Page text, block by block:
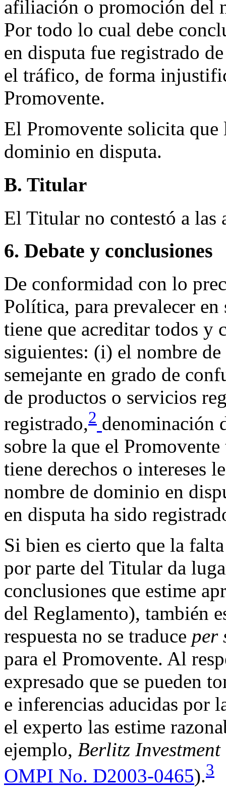
afiliación o promoción del
Por todo lo cual debe
en disputa fue registrado
el tráfico, de forma
Promovente.
El Promovente solicita que
dominio en disputa.
B. Titular
El Titular no contestó a las
6. Debate y conclusiones
De conformidad con lo
Política, para prevalecer
tiene que acreditar todos y
siguientes: (i) el nombre
semejante en grado de
de productos o servicios
registrado,2 denominación
sobre la que el
tiene derechos o intereses
nombre de dominio en
en disputa ha sido
Si bien es cierto que la
por parte del Titular da
conclusiones que estime
del Reglamento), también
respuesta no se traduce per
para el Promovente. Al
expresado que se pueden
e inferencias aducidas por
el experto las estime
ejemplo, Berlitz
OMPI No. D2003-0465).3